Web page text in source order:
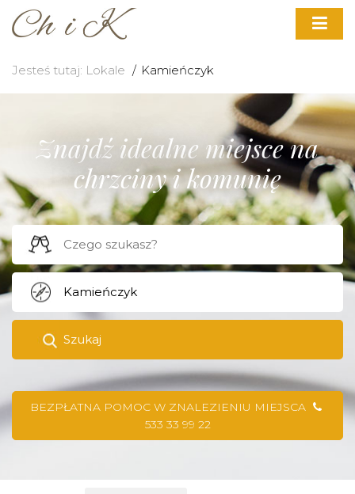
Jesteś tutaj: Lokale Kamieńczyk
Znajdź idealne miejsce na
chrzciny i komunię
Szukaj
BEZPŁATNA POMOC W ZNALEZIENIU MIEJSCA
533 33 99 22